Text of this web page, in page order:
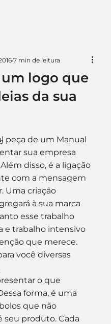
logo que
da sua
7 min de leitura
peça de um Manual
sua empresa
disso, é a ligação
com a mensagem
Uma criação
à sua marca
esse trabalho
e trabalho intensivo
que merece.
você diversas
o que
forma, é uma
que não
seu produto. Cada